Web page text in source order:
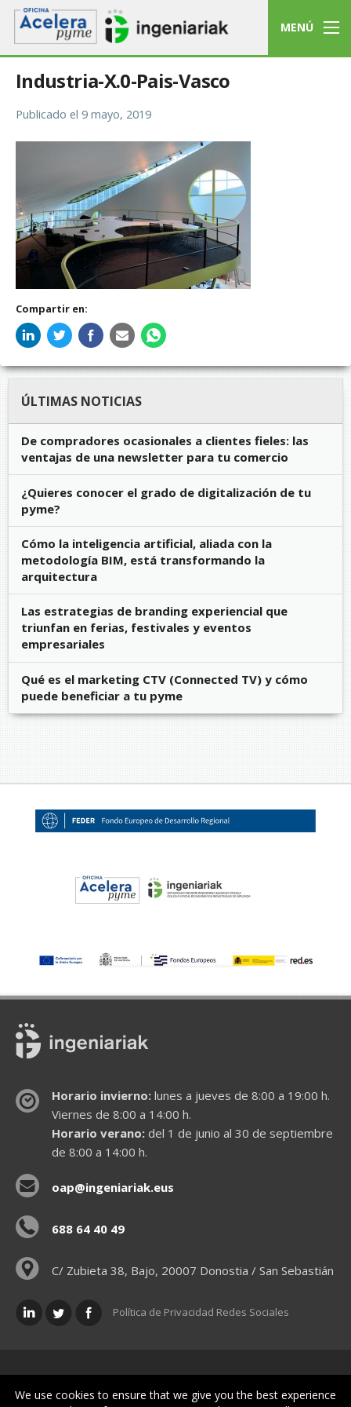
MENÚ
Industria-X.0-Pais-Vasco
Publicado el 9 mayo, 2019
Compartir en:
ÚLTIMAS NOTICIAS
De compradores ocasionales a clientes fieles: las
ventajas de una newsletter para tu comercio
¿Quieres conocer el grado de digitalización de tu
pyme?
Cómo la inteligencia artificial, aliada con la
metodología BIM, está transformando la
arquitectura
Las estrategias de branding experiencial que
triunfan en ferias, festivales y eventos
empresariales
Qué es el marketing CTV (Connected TV) y cómo
puede beneficiar a tu pyme
Horario invierno:lunes a jueves de 8:00 a 19:00 h.
Viernes de 8:00 a 14:00 h.
Horario verano:del 1 de junio al 30 de septiembre
de 8:00 a 14:00 h.
oap@ingeniariak.eus
688 64 40 49
C/ Zubieta 38, Bajo, 20007 Donostia / San Sebastián
Política de Privacidad Redes Sociales
Políticas legales
We use cookies to ensure that we give you the best experience